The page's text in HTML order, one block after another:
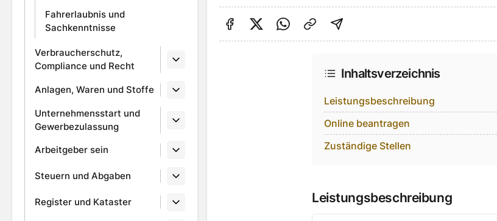
Fahrerlaubnis und
Sachkenntnisse
Verbraucherschutz,
Compliance und Recht
Anlagen, Waren und Stoffe
Unternehmensstart und
Gewerbezulassung
Arbeitgeber sein
Steuern und Abgaben
Register und Kataster
Auf Facebook teilen
Auf Twitter teilen
Per Link teilen
shareViaEmail
Inhaltsverzeichnis
Leistungsbeschreibung
Online beantragen
Zuständige Stellen
Leistungsbeschreibung